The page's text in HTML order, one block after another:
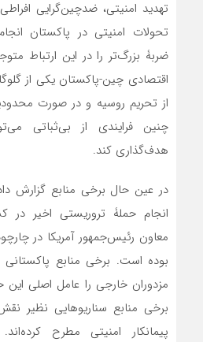
تهدید امنیتی، ضدچین‌گرایی
تحولات امنیتی در پاکستان
ضربۀ بزرگ‌تر را در این ارتباط
اقتصادی چین-پاکستان یکی از
از تحریم روسیه و در صورت
چنین فرایندی از بی‌ثباتی
هدف‌گذاری کند.
در عین حال برخی منابع گزارش
انجام حملۀ تروریستی اخیر
معاون رئیس‌جمهور آمریکا در
بوده است. برخی منابع پاکستانی
مزدوران خارجی را عامل اصلی
برخی منابع سناریوهایی نظیر
پیمانکار امنیتی مطرح